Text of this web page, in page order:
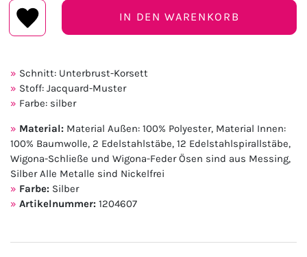
IN DEN WARENKORB
Schnitt: Unterbrust-Korsett
Stoff: Jacquard-Muster
Farbe: silber
Material: Material Außen: 100% Polyester, Material Innen:
100% Baumwolle, 2 Edelstahlstäbe, 12 Edelstahlspirallstäbe,
Wigona-Schließe und Wigona-Feder Ösen sind aus Messing,
Silber Alle Metalle sind Nickelfrei
Farbe: Silber
Artikelnummer: 1204607